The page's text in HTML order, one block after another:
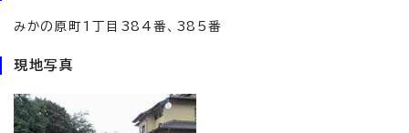
みかの原町1丁目384番、385番
現地写真